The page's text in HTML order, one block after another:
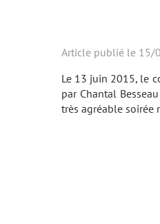
Article publié le 15/
Le 13 juin 2015, le
par Chantal
très agréable soirée